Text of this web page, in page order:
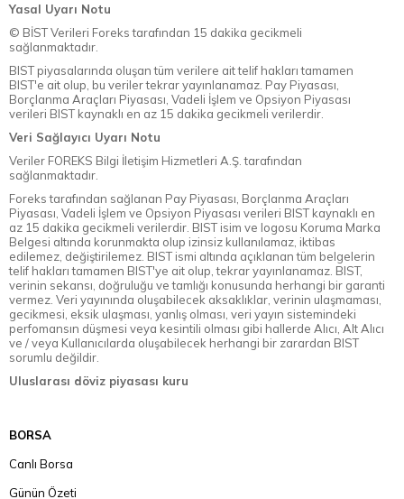
Yasal Uyarı Notu
© BİST Verileri Foreks tarafından 15 dakika gecikmeli
sağlanmaktadır.
BIST piyasalarında oluşan tüm verilere ait telif hakları tamamen
BIST'e ait olup, bu veriler tekrar yayınlanamaz. Pay Piyasası,
Borçlanma Araçları Piyasası, Vadeli İşlem ve Opsiyon Piyasası
verileri BIST kaynaklı en az 15 dakika gecikmeli verilerdir.
Veri Sağlayıcı Uyarı Notu
Veriler FOREKS Bilgi İletişim Hizmetleri A.Ş. tarafından
sağlanmaktadır.
Foreks tarafından sağlanan Pay Piyasası, Borçlanma Araçları
Piyasası, Vadeli İşlem ve Opsiyon Piyasası verileri BIST kaynaklı en
az 15 dakika gecikmeli verilerdir. BIST isim ve logosu Koruma Marka
Belgesi altında korunmakta olup izinsiz kullanılamaz, iktibas
edilemez, değiştirilemez. BIST ismi altında açıklanan tüm belgelerin
telif hakları tamamen BIST'ye ait olup, tekrar yayınlanamaz. BIST,
verinin sekansı, doğruluğu ve tamlığı konusunda herhangi bir garanti
vermez. Veri yayınında oluşabilecek aksaklıklar, verinin ulaşmaması,
gecikmesi, eksik ulaşması, yanlış olması, veri yayın sistemindeki
perfomansın düşmesi veya kesintili olması gibi hallerde Alıcı, Alt Alıcı
ve / veya Kullanıcılarda oluşabilecek herhangi bir zarardan BIST
sorumlu değildir.
Uluslarası döviz piyasası kuru
BORSA
Canlı Borsa
Günün Özeti